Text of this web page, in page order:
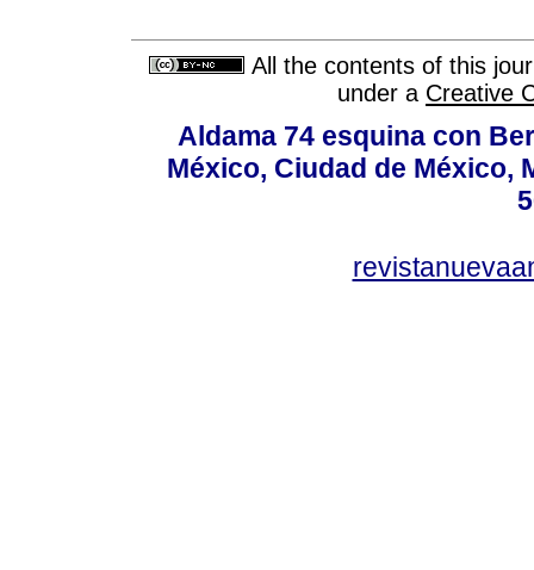
All the contents of this
under a Creative
Aldama 74 esquina con
México, Ciudad de México,